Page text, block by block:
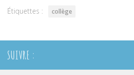
Étiquettes : collège
SUIVRE :